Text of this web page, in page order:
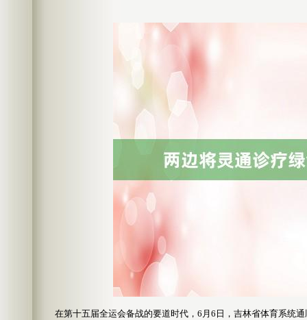
在第十五届全运会备战的要道时代，6月6日，吉林省体育系统